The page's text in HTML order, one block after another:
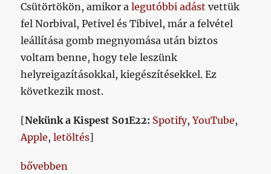
Csütörtökön, amikor alegutóbbi adást vettük
fel Norbival, Petivel és Tibivel, már a felvétel
leállítása gomb megnyomása után biztos
voltam benne, hogy tele leszünk
helyreigazításokkal, kiegészítésekkel. Ez
következik most.
[Nekünk a Kispest S01E22: Spotify,YouTube,
Apple,letöltés]
„Berkes Gábor, Drezda, gombfoci”
bővebben